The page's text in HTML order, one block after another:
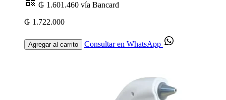
₲ 1.601.460 vía Bancard
₲ 1.722.000
Agregar al carrito Consultar en WhatsApp